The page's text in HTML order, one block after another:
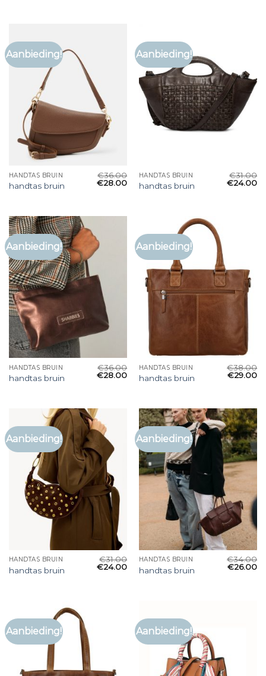
Aanbieding!
HANDTAS BRUIN
handtas bruin
€36.00
€28.00
Aanbieding!
HANDTAS BRUIN
handtas bruin
€31.00
€24.00
Aanbieding!
HANDTAS BRUIN
handtas bruin
€36.00
€28.00
Aanbieding!
HANDTAS BRUIN
handtas bruin
€38.00
€29.00
Aanbieding!
HANDTAS BRUIN
handtas bruin
€31.00
€24.00
Aanbieding!
HANDTAS BRUIN
handtas bruin
€34.00
€26.00
Aanbieding! Aanbieding!